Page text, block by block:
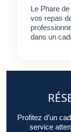
partagé.Le Phare
vos repas
dans un
Profitez d’un
service